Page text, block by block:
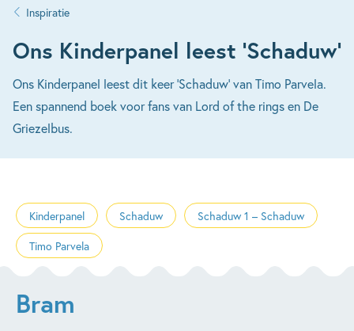
Inspiratie
Ons Kinderpanel leest ‘Schaduw’
Ons Kinderpanel leest dit keer 'Schaduw' van Timo Parvela.
Een spannend boek voor fans van Lord of the rings en De
Griezelbus.
Kinderpanel Schaduw
Schaduw 1 – Schaduw
Timo Parvela
Bram